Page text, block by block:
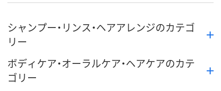
シャンプー・リンス・ヘアアレンジのカテゴ
リー
ボディケア・オーラルケア・ヘアケアのカテ
ゴリー